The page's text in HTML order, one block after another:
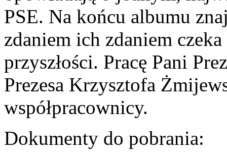
PSE. Na końcu albumu
zdaniem ich zdaniem
przyszłości. Pracę Pani
Prezesa Krzysztofa
współpracownicy.
Dokumenty do pobrania: